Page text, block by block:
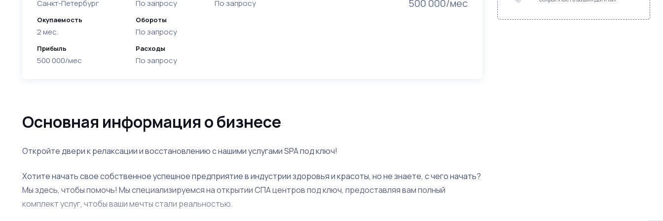
500 000/мес
Санкт-Петербург
Окупаемость
2 мес.
Прибыль
500 000/мес
По запросу
Обороты
По запросу
Расходы
По запросу
По запросу
Основная информация о бизнесе
Откройте двери к релаксации и восстановлению с нашими услугами SPA под ключ!
Хотите начать свое собственное успешное предприятие в индустрии здоровья и красоты, но не знаете, с чего начать?
Мы здесь, чтобы помочь! Мы специализируемся на открытии СПА центров под ключ, предоставляя вам полный
комплект услуг, чтобы ваши мечты стали реальностью.